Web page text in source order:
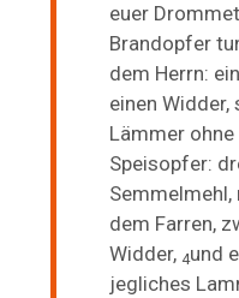
euer
Brandopfer
dem Herrn:
einen Widder,
Lämmer
Speisopfer:
dem Farren,
Widder, 4und
jegliches